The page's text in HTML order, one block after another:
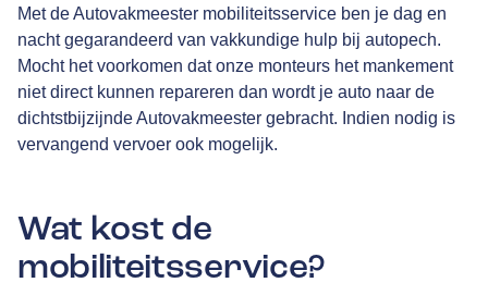
Met de Autovakmeester mobiliteitsservice ben je dag en
nacht gegarandeerd van vakkundige hulp bij autopech.
Mocht het voorkomen dat onze monteurs het mankement
niet direct kunnen repareren dan wordt je auto naar de
dichtstbijzijnde Autovakmeester gebracht. Indien nodig is
vervangend vervoer ook mogelijk.
Wat kost de
mobiliteitsservice?